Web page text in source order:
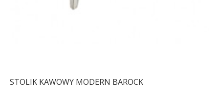
STOLIK KAWOWY MODERN BAROCK